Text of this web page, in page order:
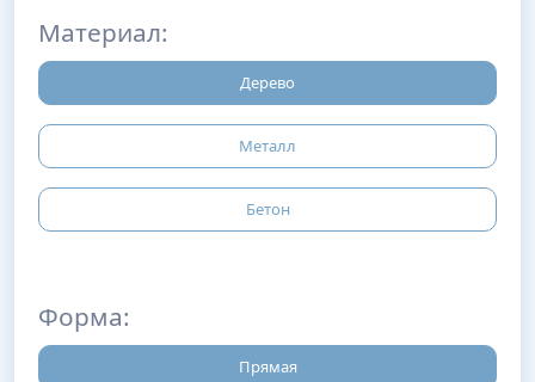
Материал:
Дерево
Металл
Бетон
Форма:
Прямая